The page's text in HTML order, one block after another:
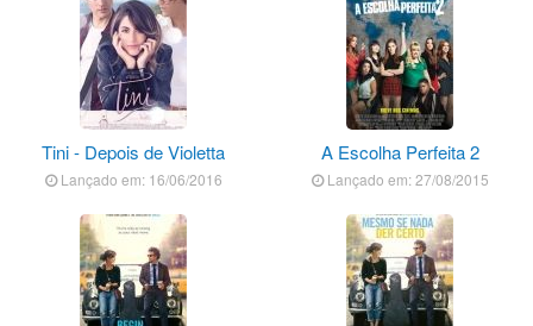
Tini - Depois de Violetta
Lançado em: 16/06/2016
A Escolha Perfeita 2
Lançado em: 27/08/2015